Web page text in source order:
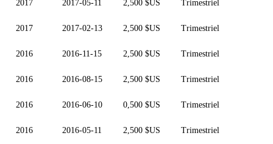
2017 2017-05-11 2,500 $US Trimestriel
2017 2017-02-13 2,500 $US Trimestriel
2016 2016-11-15 2,500 $US Trimestriel
2016 2016-08-15 2,500 $US Trimestriel
2016 2016-06-10 0,500 $US Trimestriel
2016 2016-05-11 2,500 $US Trimestriel